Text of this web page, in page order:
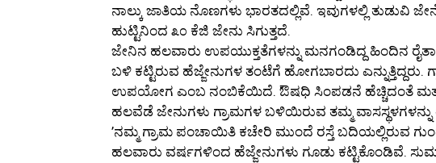
ನಾಲ್ಕು ಜಾತಿಯ ನೊಣಗಳು ಭಾರತದಲ್ಲಿವೆ. ಇವುಗಳಲ್ಲಿ ತುಡುವಿ
ಹುಟ್ಟಿನಿಂದ ೩೦ ಕೆಜಿ ಜೇನು ಸಿಗುತ್ತದೆ.
ಜೇನಿನ ಹಲವಾರು ಉಪಯುಕ್ತತೆಗಳನ್ನು ಮನಗಂಡಿದ್ದ ಹಿಂದಿನ
ಬಳಿ ಕಟ್ಟಿರುವ ಹೆಜ್ಜೇನುಗಳ ತಂಟೆಗೆ ಹೋಗಬಾರದು ಎನ್ನುತ್ತಿದ್ದರು.
ಉಪಯೋಗ ಎಂಬ ನಂಬಿಕೆಯಿದೆ. ಔಷಧಿ ಸಿಂಪಡನೆ ಹೆಚ್ಚಿದಂತೆ ಮತ್ತು
ಹಲವೆಡೆ ಜೇನುಗಳು ಗ್ರಾಮಗಳ ಬಳಿಯಿರುವ ತಮ್ಮ
’ನಮ್ಮ ಗ್ರಾಮ ಪಂಚಾಯಿತಿ ಕಚೇರಿ ಮುಂದೆ ರಸ್ತೆ ಬದಿಯಲ್ಲಿರುವ
ಹಲವಾರು ವರ್ಷಗಳಿಂದ ಹೆಜ್ಜೇನುಗಳು ಗೂಡು ಕಟ್ಟಿಕೊಂಡಿವೆ.